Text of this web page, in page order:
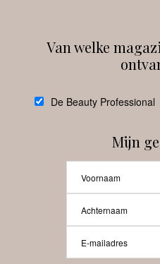
Van welke
De Beauty Professional
Mijn